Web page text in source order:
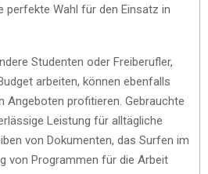
perfekte Wahl für den Einsatz in
Studenten oder Freiberufler,
arbeiten, können ebenfalls
Angeboten profitieren. Gebrauchte
Leistung für alltägliche
von Dokumenten, das Surfen im
von Programmen für die Arbeit